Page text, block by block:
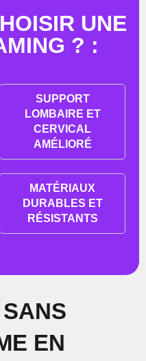
UNE
? :
SUPPORT
LOMBAIRE ET
CERVICAL
AMÉLIORÉ
MATÉRIAUX
DURABLES ET
RÉSISTANTS
EN